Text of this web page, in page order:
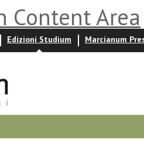
Content Area
Edizioni Studium Marcianum